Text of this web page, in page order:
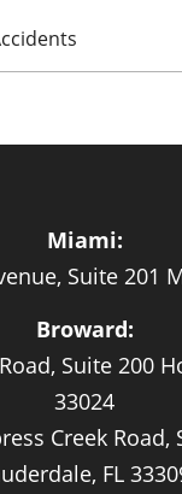
Miami:
Suite 201
Broward:
Suite 200
33024
Creek Road,
FL